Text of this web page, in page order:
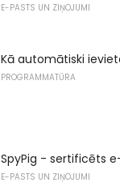
E-PASTS UN ZIŅOJUMI
Kā automātiski
PROGRAMMATŪRA
SpyPig - sertificēts
E-PASTS UN ZIŅOJUMI